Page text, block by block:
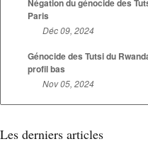
Négation du génocide des
Paris
Déc 09, 2024
Génocide des Tutsi du
profil bas
Nov 05, 2024
Les derniers articles